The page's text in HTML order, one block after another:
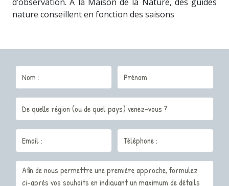
nature conseillent en fonction des saisons